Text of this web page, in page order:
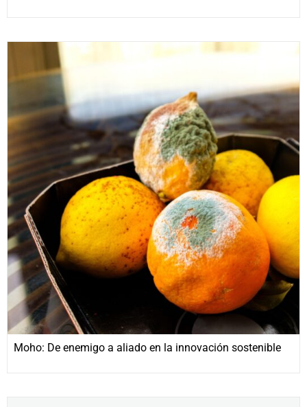
Moho: De enemigo a aliado en la innovación sostenible